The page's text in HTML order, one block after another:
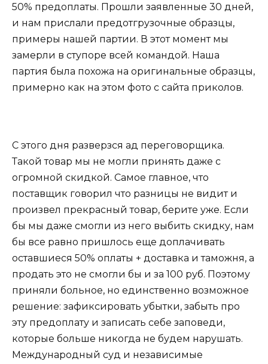
50% предоплаты. Прошли заявленные 30 дней,
и нам прислали предотгрузочные образцы,
примеры нашей партии. В этот момент мы
замерли в ступоре всей командой. Наша
партия была похожа на оригинальные образцы,
примерно как на этом фото с сайта приколов.
С этого дня разверзся ад переговорщика.
Такой товар мы не могли принять даже с
огромной скидкой. Самое главное, что
поставщик говорил что разницы не видит и
произвел прекрасный товар, берите уже. Если
бы мы даже смогли из него выбить скидку, нам
бы все равно пришлось еще доплачивать
оставшиеся 50% оплаты + доставка и таможня, а
продать это не смогли бы и за 100 руб. Поэтому
приняли больное, но единственно возможное
решение: зафиксировать убытки, забыть про
эту предоплату и записать себе заповеди,
которые больше никогда не будем нарушать.
Международный суд и независимые